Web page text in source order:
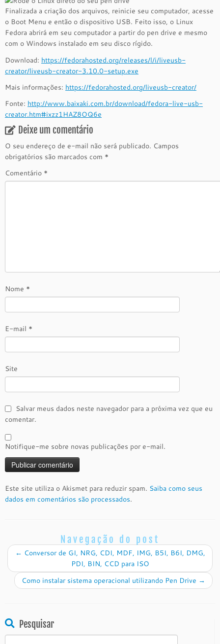
Finalizada a criação dos arquivos, reinicie seu computador, acesse
o Boot Menu e então o dispositivo USB. Feito isso, o Linux
Fedora abrirá em seu computador a partir do pen drive e mesmo
com o Windows instalado em seu disco rígido.
Download: https://fedorahosted.org/releases/l/i/liveusb-
creator/liveusb-creator-3.10.0-setup.exe
Mais informações: https://fedorahosted.org/liveusb-creator/
Fonte: http://www.baixaki.com.br/download/fedora-live-usb-
creator.htm#ixzz1HAZ8OQ6e
Deixe um comentário
O seu endereço de e-mail não será publicado. Campos
obrigatórios são marcados com *
Comentário *
Nome *
E-mail *
Site
Salvar meus dados neste navegador para a próxima vez que eu
comentar.
Notifique-me sobre novas publicações por e-mail.
Este site utiliza o Akismet para reduzir spam. Saiba como seus
dados em comentários são processados.
Navegação do post
← Conversor de GI, NRG, CDI, MDF, IMG, B5I, B6I, DMG,
PDI, BIN, CCD para ISO
Como instalar sistema operacional utilizando Pen Drive →
Pesquisar
Pesquisar